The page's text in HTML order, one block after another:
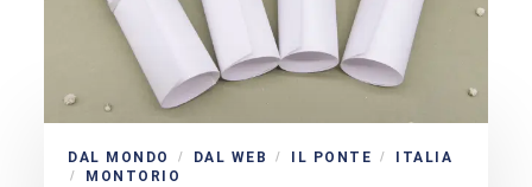
DAL MONDO / DAL WEB / IL PONTE / ITALIA
/ MONTORIO